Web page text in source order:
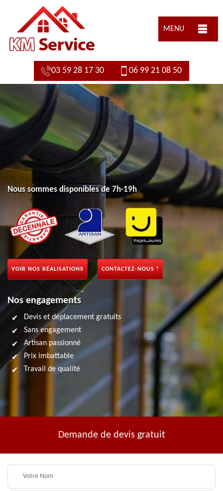
MENU
03 59 28 17 30 06 99 21 08 50
Nous sommes disponibles de 7h-19h
VOIR NOS RÉALISATIONS CONTACTEZ-NOUS !
Nos engagements
Devis et déplacement gratuits
Sans engagement
Artisan passionné
Prix imbattable
Travail de qualité
Demande de devis gratuit